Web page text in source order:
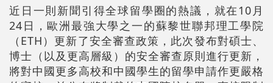
近日一則新聞引得全球留學圈的熱議，就在10月
24日，歐洲最強大學之一的蘇黎世聯邦理工學院
（ETH）更新了安全審查政策，此次發布對碩士、
博士（以及更高層級）的安全審查原則進行更新，
將對中國更多高校和中國學生的留學申請作更嚴格